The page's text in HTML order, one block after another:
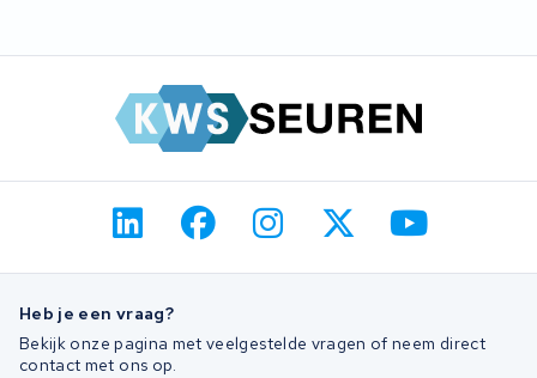
Heb je een vraag?
Bekijk onze pagina met veelgestelde vragen of neem direct
contact met ons op.